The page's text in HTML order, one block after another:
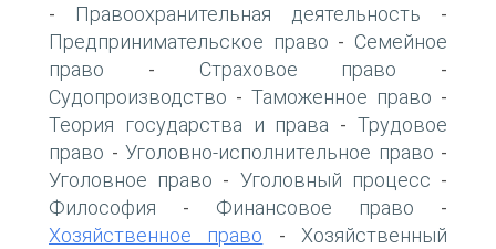
- Правоохранительная деятельность -
Предпринимательское право - Семейное
право - Страховое право -
Судопроизводство - Таможенное право -
Теория государства и права -Трудовое
право - Уголовно-исполнительное право -
Уголовное право - Уголовный процесс -
Философия - Финансовое право -
Хозяйственное право - Хозяйственный